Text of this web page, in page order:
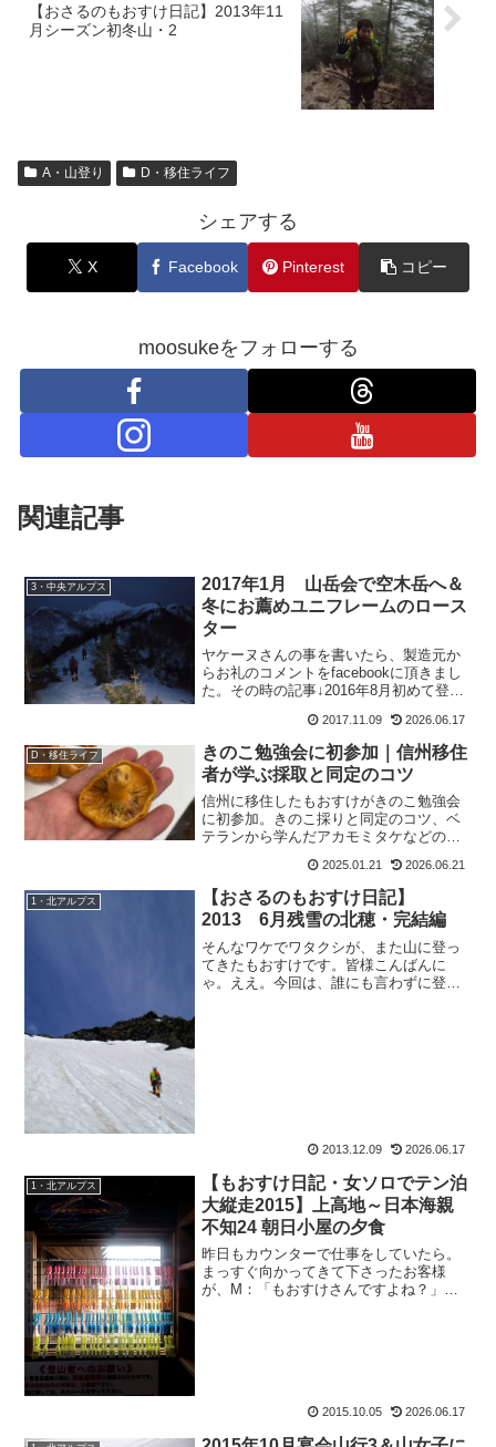
【おさるのもおすけ日記】2013年11
月シーズン初冬山・2
A・山登り D・移住ライフ
シェアする
X Facebook Pinterest コピー
moosukeをフォローする
関連記事
3・中央アルプス
2017年1月 山岳会で空木岳へ＆
冬にお薦めユニフレームのロース
ター
ヤケーヌさんの事を書いたら、製造元か
らお礼のコメントをfacebookに頂きまし
た。その時の記事↓2016年8月初めて登る
を見つけて下さって。こちらこそ、わざ
わざ有り難うございます。今の季節も涼
しいから...
2017.11.09 2026.06.17
D・移住ライフ
きのこ勉強会に初参加｜信州移住
者が学ぶ採取と同定のコツ
信州に移住したもおすけがきのこ勉強会
に初参加。きのこ採りと同定のコツ、ベ
テランから学んだアカモミタケなどの見
者目線でレポートします。
2025.01.21 2026.06.21
1・北アルプス
【おさるのもおすけ日記】
2013 6月残雪の北穂・完結編
そんなワケでワタクシが、また山に登っ
てきたもおすけです。皆様こんばんに
ゃ。ええ。今回は、誰にも言わずに登っ
2013.12.09 2026.06.17
1・北アルプス
【もおすけ日記・女ソロでテン泊
大縦走2015】上高地～日本海親
不知24 朝日小屋の夕食
昨日もカウンターで仕事をしていたら。
まっすぐ向かってきて下さったお客様
が、M：「もおすけさんですよね？」っ
2015.10.05 2026.06.17